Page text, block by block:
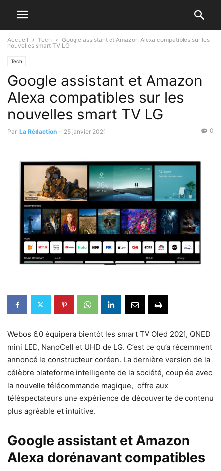
Accueil Tech
Google assistant et Amazon Alexa compatibles sur les
nouvelles smart TV LG
Tech
Google assistant et Amazon
Alexa compatibles sur les
nouvelles smart TV LG
Par La Rédaction - 25 janvier 2021 0
Webos 6.0 équipera bientôt les smart TV Oled 2021, QNED
mini LED, NanoCell et UHD de LG. C’est ce qu’a récemment
annoncé le constructeur coréen. La dernière version de la
célèbre plateforme intelligente de la société, couplée avec
la nouvelle télécommande magique, offre aux
téléspectateurs une expérience de découverte de contenu
plus agréable et intuitive.
Google assistant et Amazon
Alexa dorénavant compatibles